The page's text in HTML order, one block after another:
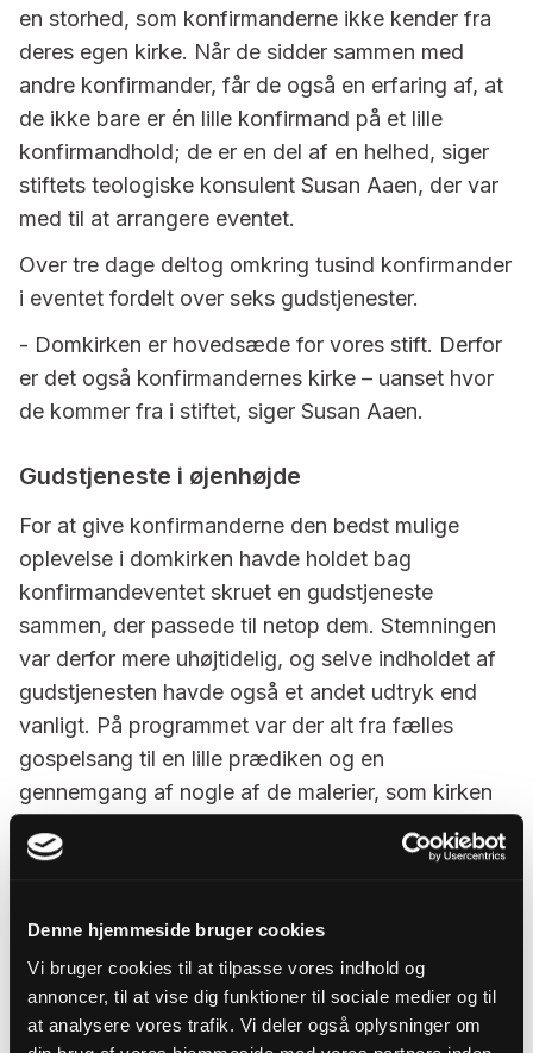
Denne hjemmeside bruger cookies
Vi bruger cookies til at tilpasse vores indhold og
annoncer, til at vise dig funktioner til sociale medier og til
at analysere vores trafik. Vi deler også oplysninger om
en storhed, som konfirmanderne ikke kender fra
deres egen kirke. Når de sidder sammen med
andre konfirmander, får de også en erfaring af, at
de ikke bare er én lille konfirmand på et lille
konfirmandhold; de er en del af en helhed, siger
stiftets teologiske konsulent Susan Aaen, der var
med til at arrangere eventet.
Over tre dage deltog omkring tusind konfirmander
i eventet fordelt over seks gudstjenester.
- Domkirken er hovedsæde for vores stift. Derfor
er det også konfirmandernes kirke – uanset hvor
de kommer fra i stiftet, siger Susan Aaen.
Gudstjeneste i øjenhøjde
For at give konfirmanderne den bedst mulige
oplevelse i domkirken havde holdet bag
konfirmandeventet skruet en gudstjeneste
sammen, der passede til netop dem. Stemningen
var derfor mere uhøjtidelig, og selve indholdet af
gudstjenesten havde også et andet udtryk end
vanligt. På programmet var der alt fra fælles
gospelsang til en lille prædiken og en
gennemgang af nogle af de malerier, som kirken
er udsmykket med. Gudstjenesten varede 45
minutter og havde titlen ”Du er god nok”.
konfirmanderne var meget medlevende, siger
Susan Aaen, der på gudstjenestedagene havde
hjælp fra to organister, et par præstekolleger og
ikke mindst frivillige fra byens Y-mens klub, som